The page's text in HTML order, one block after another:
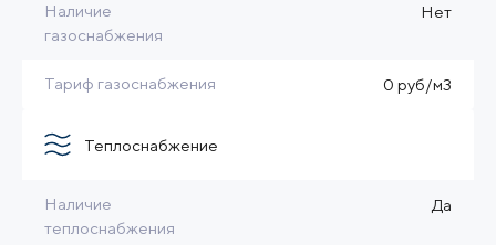
Наличие
газоснабжения
Нет
Тариф газоснабжения 0 руб/м3
Теплоснабжение
Наличие
теплоснабжения
Да